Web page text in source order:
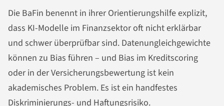
Die BaFin benennt in ihrer Orientierungshilfe explizit,
dass KI-Modelle im Finanzsektor oft nicht erklärbar
und schwer überprüfbar sind. Datenungleichgewichte
können zu Bias führen – und Bias im Kreditscoring
oder in der Versicherungsbewertung ist kein
akademisches Problem. Es ist ein handfestes
Diskriminierungs- und Haftungsrisiko.